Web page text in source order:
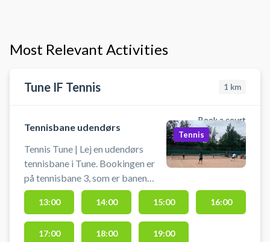
Most Relevant Activities
Tune IF Tennis 1 km
Book a court
Tennisbane udendørs
Tennis Tune | Lej en udendørs
tennisbane i Tune. Bookingen er
på tennisbane 3, som er banen
tættest på padelbanerne.
Underlaget er kunstgræs på
tennisbanen. Book din tennisbane
og spil tennis i Tune på en
Tennis
13:00 14:00 15:00 16:00
17:00 18:00 19:00